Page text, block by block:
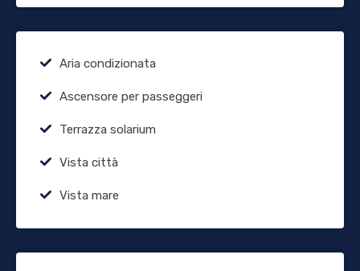
Aria condizionata
Ascensore per passeggeri
Terrazza solarium
Vista città
Vista mare